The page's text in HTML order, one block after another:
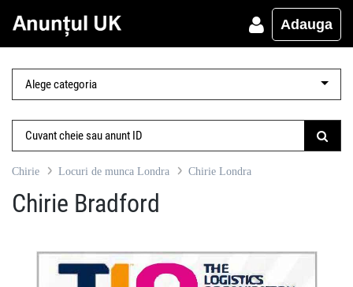
Adauga
Chirie Locuri de munca Londra Chirie Londra
Chirie Bradford